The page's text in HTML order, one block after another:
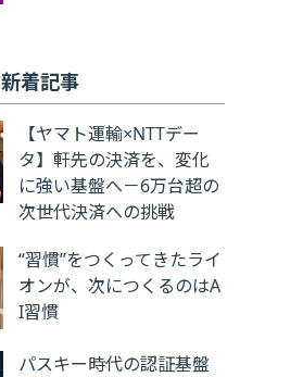
新着記事
【ヤマト運輸×NTTデー
タ】軒先の決済を、変化
に強い基盤へ－6万台超の
次世代決済への挑戦
“習慣”をつくってきたライ
オンが、次につくるのはA
I習慣
パスキー時代の認証基盤